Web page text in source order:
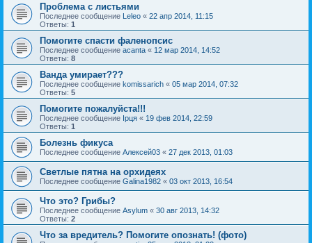
Проблема с листьями
Последнее сообщение Leleo « 22 апр 2014, 11:15
Ответы: 1
Помогите спасти фаленопсис
Последнее сообщение acanta « 12 мар 2014, 14:52
Ответы: 8
Ванда умирает???
Последнее сообщение komissarich « 05 мар 2014, 07:32
Ответы: 5
Помогите пожалуйста!!!
Последнее сообщение Ірця « 19 фев 2014, 22:59
Ответы: 1
Болезнь фикуса
Последнее сообщение Алексей03 « 27 дек 2013, 01:03
Светлые пятна на орхидеях
Последнее сообщение Galina1982 « 03 окт 2013, 16:54
Что это? Грибы?
Последнее сообщение Asylum « 30 авг 2013, 14:32
Ответы: 2
Что за вредитель? Помогите опознать! (фото)